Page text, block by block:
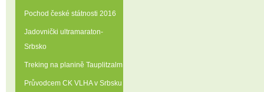
Pochod české státnosti 2016
Jadovnički ultramaraton-
Srbsko
Treking na planině Tauplitzalm
Průvodcem CK VLHA v Srbsku